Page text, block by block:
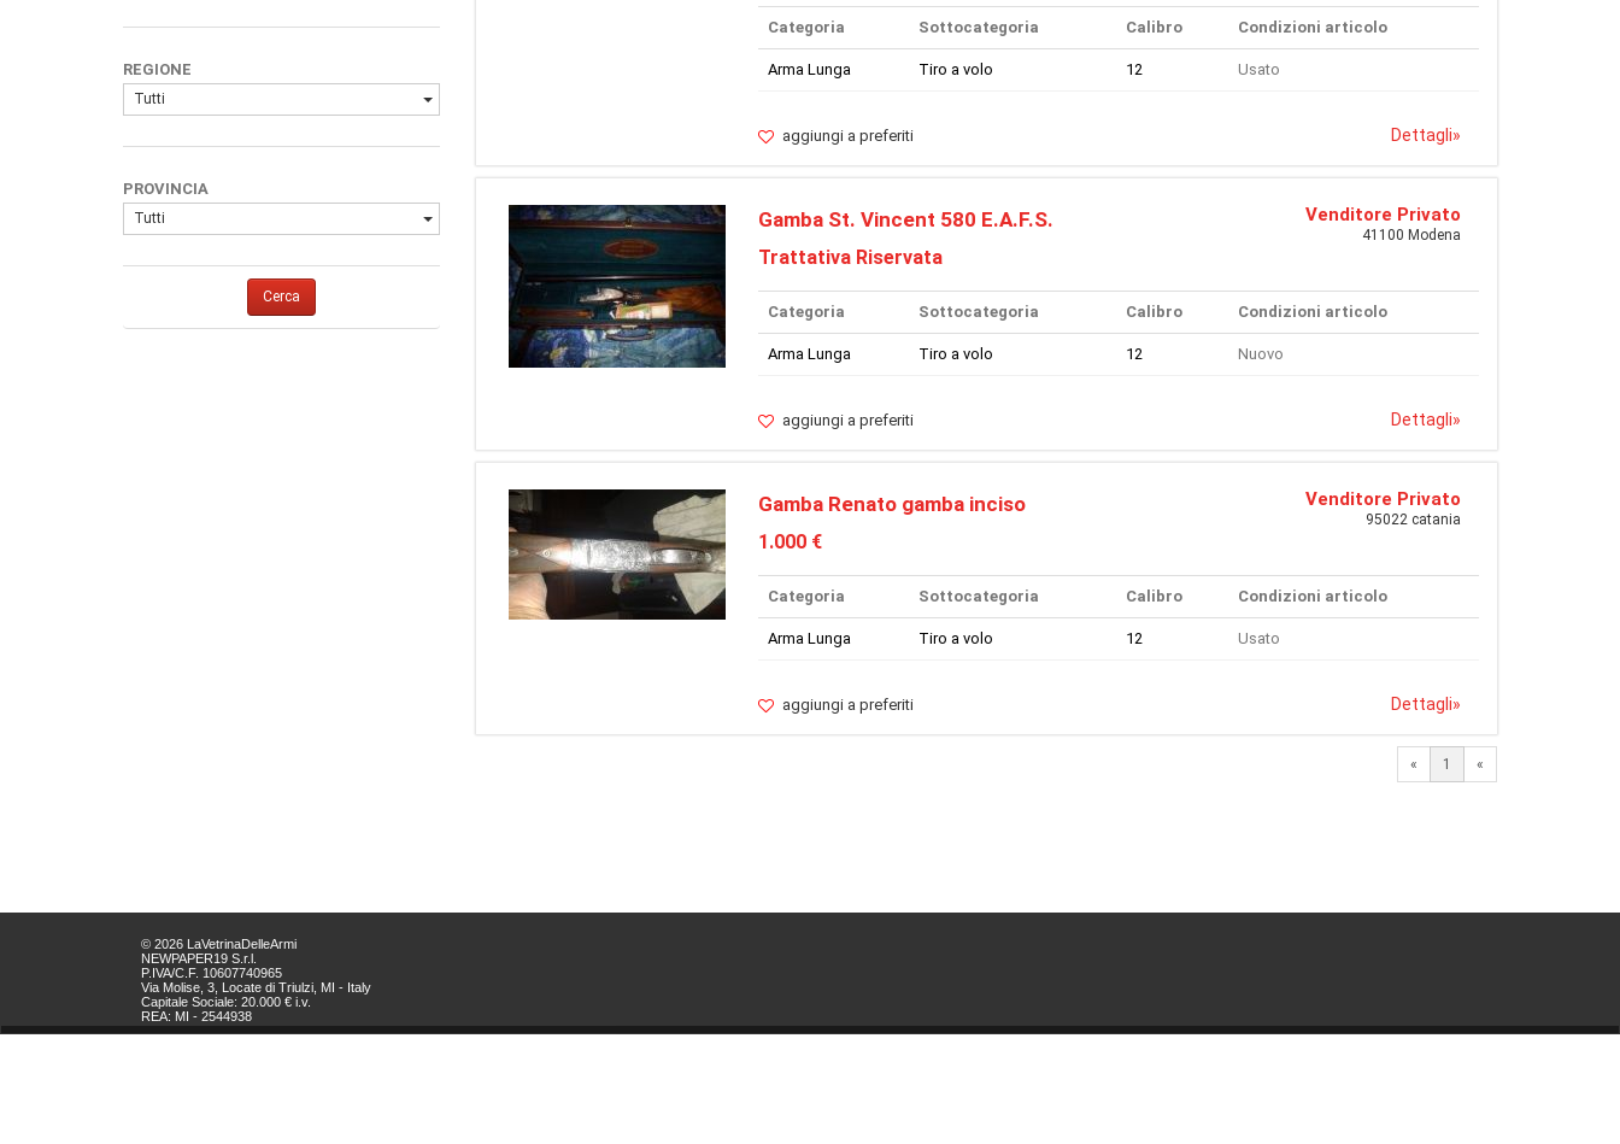
REGIONE
Tutti
PROVINCIA
Tutti
Cerca
Categoria Sottocategoria Calibro Condizioni articolo
Arma Lunga Tiro a volo 12 Usato
aggiungi a preferiti Dettagli»
Gamba St. Vincent 580 E.A.F.S.
Trattativa Riservata
Venditore Privato
41100 Modena
Categoria Sottocategoria Calibro Condizioni articolo
Arma Lunga Tiro a volo 12 Nuovo
aggiungi a preferiti Dettagli»
Gamba Renato gamba inciso
1.000 €
Venditore Privato
95022 catania
Categoria Sottocategoria Calibro Condizioni articolo
Arma Lunga Tiro a volo 12 Usato
aggiungi a preferiti Dettagli»
« 1 «
© 2026 LaVetrinaDelleArmi
NEWPAPER19 S.r.l.
P.IVA/C.F. 10607740965
Via Molise, 3, Locate di Triulzi, MI - Italy
Capitale Sociale: 20.000 € i.v.
REA: MI - 2544938